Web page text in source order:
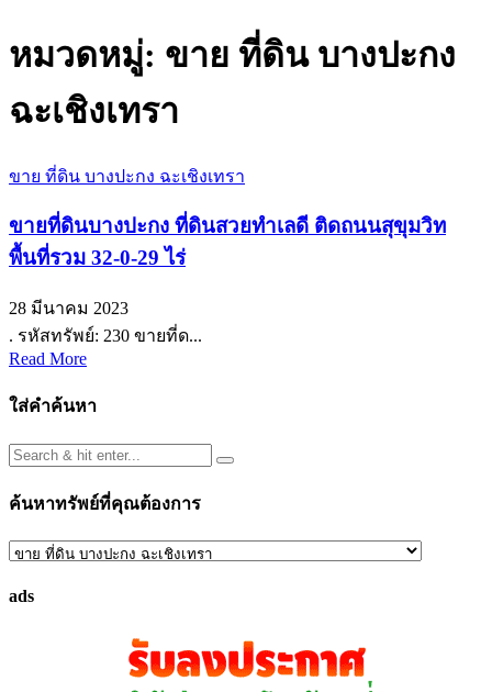
หมวดหมู่: ขาย ที่ดิน บางปะกง
ฉะเชิงเทรา
ขาย ที่ดิน บางปะกง ฉะเชิงเทรา
ขายที่ดินบางปะกง ที่ดินสวยทำเลดี ติดถนนสุขุมวิท
พื้นที่รวม 32-0-29 ไร่
28 มีนาคม 2023
. รหัสทรัพย์: 230 ขายที่ด...
Read More
ใส่คำค้นหา
ค้นหาทรัพย์ที่คุณต้องการ
ค้นหา
ที่
ads